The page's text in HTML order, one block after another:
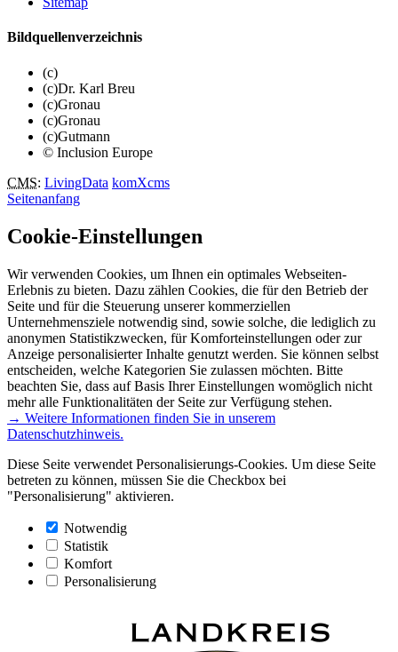
Bildquellenverzeichnis
(c)
(c)Dr. Karl Breu
(c)Gronau
(c)Gronau
(c)Gutmann
© Inclusion Europe
CMS: LivingData komXcms
Seitenanfang
Cookie-Einstellungen
Wir verwenden Cookies, um Ihnen ein optimales Webseiten-
Erlebnis zu bieten. Dazu zählen Cookies, die für den Betrieb der
Seite und für die Steuerung unserer kommerziellen
Unternehmensziele notwendig sind, sowie solche, die lediglich zu
anonymen Statistikzwecken, für Komforteinstellungen oder zur
Anzeige personalisierter Inhalte genutzt werden. Sie können selbst
entscheiden, welche Kategorien Sie zulassen möchten. Bitte
beachten Sie, dass auf Basis Ihrer Einstellungen womöglich nicht
mehr alle Funktionalitäten der Seite zur Verfügung stehen.
→ Weitere Informationen finden Sie in unserem
Datenschutzhinweis.
Diese Seite verwendet Personalisierungs-Cookies. Um diese Seite
betreten zu können, müssen Sie die Checkbox bei
"Personalisierung" aktivieren.
Notwendig
Statistik
Komfort
Personalisierung